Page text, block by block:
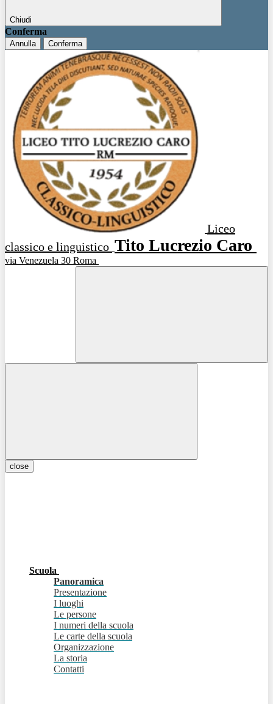
Chiudi
Conferma
Annulla Conferma
Liceo
classico e linguistico Tito Lucrezio Caro
via Venezuela 30 Roma
close
Scuola
Panoramica
Presentazione
I luoghi
Le persone
I numeri della scuola
Le carte della scuola
Organizzazione
La storia
Contatti